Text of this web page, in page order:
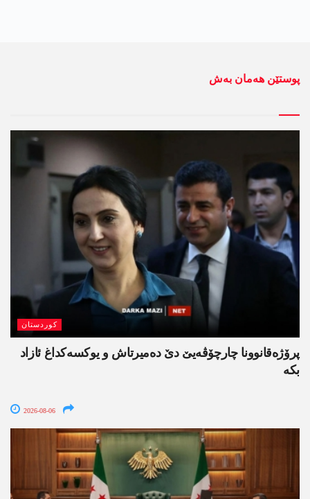
پوستێن ھەمان بەش
کوردستان
پرۆژەقانوونا چارچۆڤەیێ دێ دەمیرتاش و یوکسەکداغ ئازاد
بکە
2026-08-06